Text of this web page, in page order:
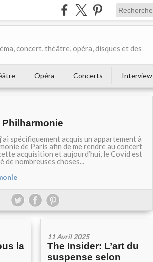
concert, théâtre, opéra, disques et des
Opéra Concerts Interview
Philharmonie
spécifiquement acquis un appartement à
de Paris afin de me rendre au concert
acquisition et aujourd’hui, le Covid est
de nombreuses choses...
la
11 Avril 2025
The Insider: L’art du
suspense selon